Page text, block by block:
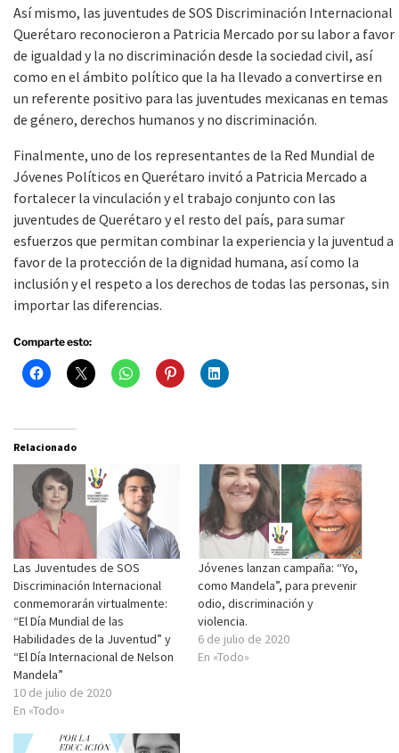
Así mismo, las juventudes de SOS Discriminación Internacional
Querétaro reconocieron a Patricia Mercado por su labor a favor
de igualdad y la no discriminación desde la sociedad civil, así
como en el ámbito político que la ha llevado a convertirse en
un referente positivo para las juventudes mexicanas en temas
de género, derechos humanos y no discriminación.
Finalmente, uno de los representantes de la Red Mundial de
Jóvenes Políticos en Querétaro invitó a Patricia Mercado a
fortalecer la vinculación y el trabajo conjunto con las
juventudes de Querétaro y el resto del país, para sumar
esfuerzos que permitan combinar la experiencia y la juventud a
favor de la protección de la dignidad humana, así como la
inclusión y el respeto a los derechos de todas las personas, sin
importar las diferencias.
Comparte esto:
Relacionado
Las Juventudes de SOS
Discriminación Internacional
conmemorarán virtualmente:
“El Día Mundial de las
Habilidades de la Juventud” y
“El Día Internacional de Nelson
Mandela”
10 de julio de 2020
En «Todo»
Jóvenes lanzan campaña: “Yo,
como Mandela”, para prevenir
odio, discriminación y
violencia.
6 de julio de 2020
En «Todo»